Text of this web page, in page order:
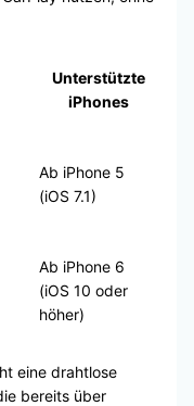
Unterstützte
iPhones
Ab iPhone 5
(iOS 7.1)
Ab iPhone 6
(iOS 10 oder
höher)
eine drahtlose
bereits über